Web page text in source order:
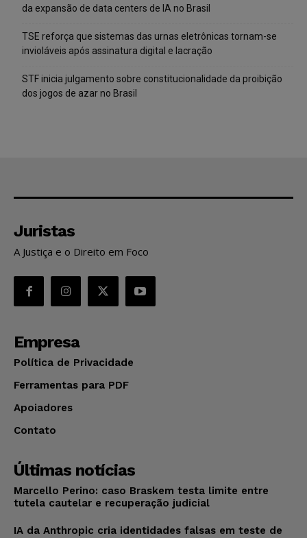
da expansão de data centers de IA no Brasil
TSE reforça que sistemas das urnas eletrônicas tornam-se
invioláveis após assinatura digital e lacração
STF inicia julgamento sobre constitucionalidade da proibição
dos jogos de azar no Brasil
Juristas
A Justiça e o Direito em Foco
Empresa
Política de Privacidade
Ferramentas para PDF
Apoiadores
Contato
Últimas notícias
Marcello Perino: caso Braskem testa limite entre
tutela cautelar e recuperação judicial
IA da Anthropic cria identidades falsas em teste de